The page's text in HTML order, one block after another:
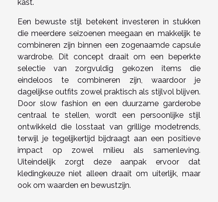
kast.
Een bewuste stijl betekent investeren in stukken
die meerdere seizoenen meegaan en makkelijk te
combineren zijn binnen een zogenaamde capsule
wardrobe. Dit concept draait om een beperkte
selectie van zorgvuldig gekozen items die
eindeloos te combineren zijn, waardoor je
dagelijkse outfits zowel praktisch als stijlvol blijven.
Door slow fashion en een duurzame garderobe
centraal te stellen, wordt een persoonlijke stijl
ontwikkeld die losstaat van grillige modetrends,
terwijl je tegelijkertijd bijdraagt aan een positieve
impact op zowel milieu als samenleving.
Uiteindelijk zorgt deze aanpak ervoor dat
kledingkeuze niet alleen draait om uiterlijk, maar
ook om waarden en bewustzijn.